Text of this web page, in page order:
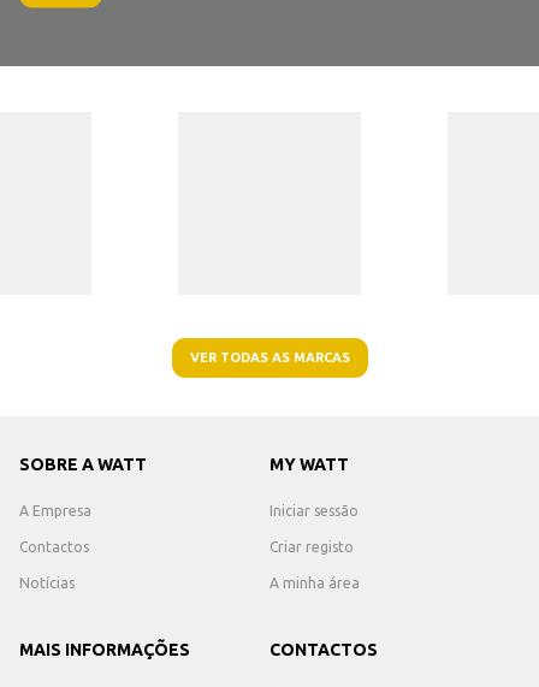
VER TODAS AS MARCAS
SOBRE A WATT
A Empresa
Contactos
Notícias
MY WATT
Iniciar sessão
Criar registo
A minha área
MAIS INFORMAÇÕES CONTACTOS